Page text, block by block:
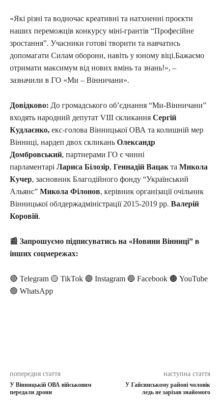
«Які різні та водночас креативні та натхненні проєкти
наших переможців конкурсу міні-грантів “Професійне
зростання”. Учасники готові творити та навчатись
допомагати Силам оборони, навіть у юному віці.Бажаємо
отримати максимум від нових вмінь та знань!», –
зазначили в ГО «Ми – Вінничани».
Довідково: До громадського об’єднання “Ми-Вінничани”
входять народний депутат VIII скликання Сергій
Кудлаєнко, екс-голова Вінницької ОВА та колишній мер
Вінниці, нардеп двох скликань Олександр
Домбровський, партнерами ГО є чинні
парламентарі Лариса Білозір, Геннадій Вацак та Микола
Кучер, засновник Благодійного фонду “Український
Альянс” Микола Філонов, керівник організації очільник
Вінницької облдержадміністрації 2015-2019 рр. Валерій
Коровій.
📰 Запрошуємо підписуватись на «Новини Вінниці” в
інших соцмережах:
🔴 Telegram 🟡 TikTok 🟣 Instagram 🔵 Facebook 🟤 YouTube
🟢 WhatsApp
попередня стаття
У Вінницькій ОВА військовим
передали дрони
наступна стаття
У Гайсинському районі чоловік
ледь не зарізав знайомого